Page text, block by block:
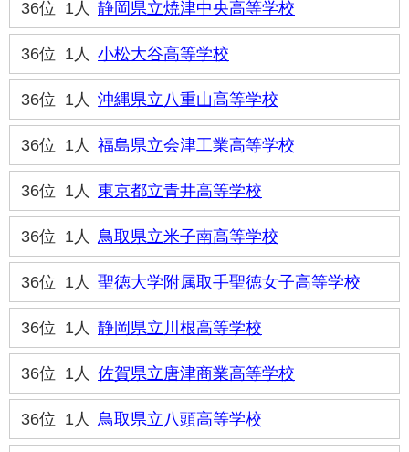
36位 1人 静岡県立焼津中央高等学校
36位 1人 小松大谷高等学校
36位 1人 沖縄県立八重山高等学校
36位 1人 福島県立会津工業高等学校
36位 1人 東京都立青井高等学校
36位 1人 鳥取県立米子南高等学校
36位 1人 聖徳大学附属取手聖徳女子高等学校
36位 1人 静岡県立川根高等学校
36位 1人 佐賀県立唐津商業高等学校
36位 1人 鳥取県立八頭高等学校